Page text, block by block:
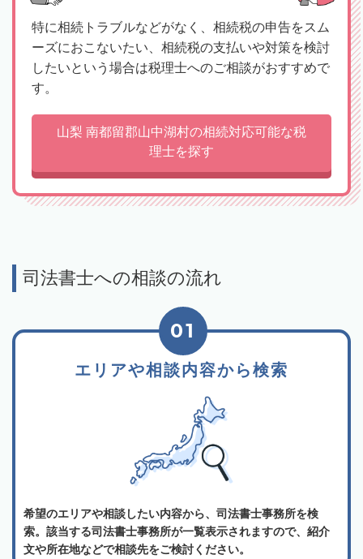
特に相続トラブルなどがなく、相続税の申告をスム
ーズにおこないたい、相続税の支払いや対策を検討
したいという場合は税理士へのご相談がおすすめで
す。
山梨 南都留郡山中湖村の相続対応可能な税
理士を探す
司法書士への相談の流れ
エリアや相談内容から検索
01
希望のエリアや相談したい内容から、司法書士事務所を検
索。該当する司法書士事務所が一覧表示されますので、紹介
文や所在地などで相談先をご検討ください。